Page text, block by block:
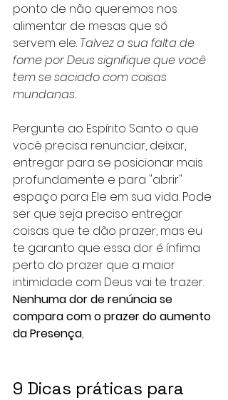
ponto de não queremos nos
alimentar de mesas que só
servem ele. Talvez a sua falta de
fome por Deus signifique que você
tem se saciado com coisas
mundanas.
Pergunte ao Espírito Santo o que
você precisa renunciar, deixar,
entregar para se posicionar mais
profundamente e para "abrir"
espaço para Ele em sua vida. Pode
ser que seja preciso entregar
coisas que te dão prazer, mas eu
te garanto que essa dor é ínfima
perto do prazer que a maior
intimidade com Deus vai te trazer.
Nenhuma dor de renúncia se
compara com o prazer do aumento
da Presença,
9 Dicas práticas para